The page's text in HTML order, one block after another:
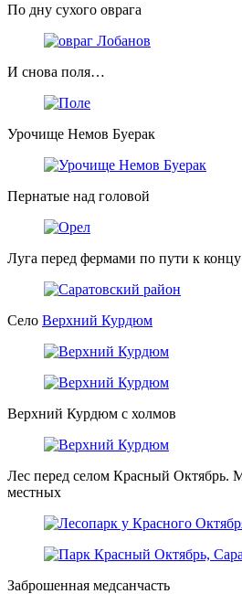
По дну сухого оврага
И снова поля…
Урочище Немов Буерак
Пернатые над головой
Луга перед фермами по пути к
Село Верхний Курдюм
Верхний Курдюм с холмов
Лес перед селом Красный Октябрь.
местных
Заброшенная медсанчасть